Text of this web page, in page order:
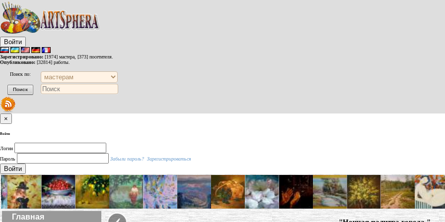
Войти
Зарегистрировано: [1974] мастера, [373] посетителя.
Опубликовано: [32814] работы.
Поиск по:
×
Войти
Логин
Пароль
Забыли пароль? Зарегистрироваться
Войти
Главная